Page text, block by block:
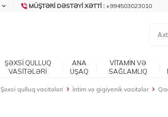
MÜŞTƏRI DƏSTƏYI XƏTTI : +994503023010
ŞƏXSİ QULLUQ
VASİTƏLƏRİ
ANA
UŞAQ
VİTAMİN VƏ
SAĞLAMLIQ
Şəxsi qulluq vasitələri İntim və gigiyenik vasitələr